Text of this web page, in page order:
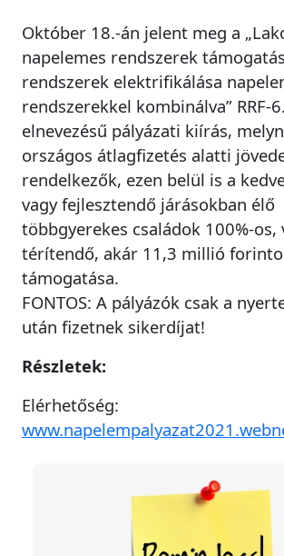
Október 18.-án jelent meg a
napelemes rendszerek
rendszerek elektrifikálása
rendszerekkel kombinálva” RRF-
elnevezésű pályázati kiírás,
országos átlagfizetés alatti
rendelkezők, ezen belül is a
vagy fejlesztendő járásokban élő
többgyerekes családok 100%-os,
térítendő, akár 11,3 millió
támogatása.
FONTOS: A pályázók csak a
után fizetnek sikerdíjat!
Részletek:
Elérhetőség: